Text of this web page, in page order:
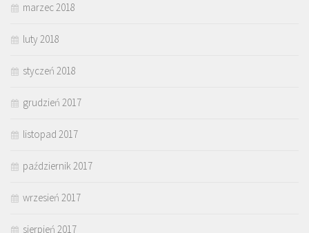
marzec 2018
luty 2018
styczeń 2018
grudzień 2017
listopad 2017
październik 2017
wrzesień 2017
sierpień 2017